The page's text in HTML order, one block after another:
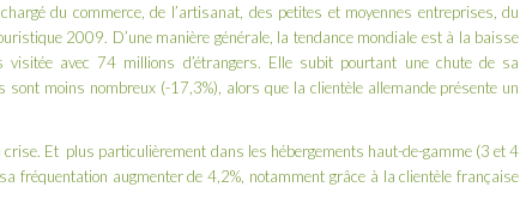
du commerce, de l’artisanat, des petites et moyennes entreprises, du
2009. D’une manière générale, la tendance mondiale est à la baisse
avec 74 millions d’étrangers. Elle subit pourtant une chute de sa
moins nombreux (-17,3%), alors que la clientèle allemande présente un
crise. Et plus particulièrement dans les hébergements haut-de-gamme (3 et 4
fréquentation augmenter de 4,2%, notamment grâce à la clientèle française